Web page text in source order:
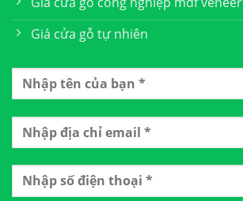
Giá cửa gỗ tự nhiên